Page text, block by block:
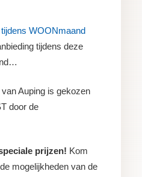
WOONmaand
tijdens deze
Auping is gekozen
door de
prijzen! Kom
mogelijkheden van de